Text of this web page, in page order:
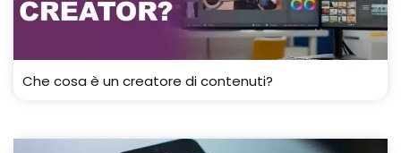
Che cosa è un creatore di contenuti?